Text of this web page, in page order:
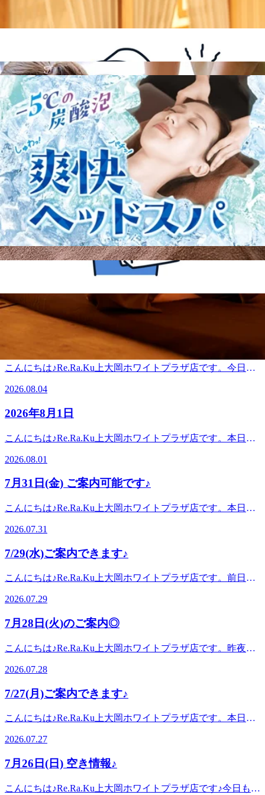
当店のクチコミはこちらから！
WEB予約する
電話予約する045-374-4248
最近のブログ
8/7(金)ご案内できます♪
こんにちは♪Re.Ra.Ku上大岡ホワイトプラザ店です。今日は
暑くなりそうですね！冷房のきいた室内と外での温度差もあ
りお身体のだるさなど感じていませんか？ボディケアやフッ
トケアを受けてお身体スッキリさせましょう♪夏限定の−5℃
の炭酸泡を使用した爽快ヘッドスパもオススメです！ さ
て、8月7日(金)は10:00～16:3018:20〜20:00上記の時間でご案
内可能です!どうぞお気軽にお問い合わせくださいませ。 ー
ーーーーーー‼ここでお得情報のお知らせです‼---------☆かな
がわトクトクキャンペーン かなトク 当店ご利用可能です☆
お支払方法を auペイ d払い 楽天ペイ ペイペイ メルペイ
※かなトクアプリの登録などは不要です ぜひ当店でもご
利用くださいませ☆ ーーーーーーーーーーーーーーーーー
ーーーーーーーーーーーーーーー 当店では肩甲骨にポイン
トをおいてお疲れの箇所中心に全身をほぐしてまいります。
みなさまが健康で快適な生活を送れるようサポートさせてい
ただきますのでぜひお立ち寄りください☆ご予約・お問い合
わせはお電話でも承っておりますので、お気軽にどうぞ♪ご
ちがいい肩甲骨ストレッチで、いつまでも健康で疲れづらい
お身体づくりをサポートいたします!スタッフ一同、手を温
めてお待ちしております!ぜひこの機会にリラクの肩甲骨ス
トレッチ&amp;ボディケアをお試しくださいませ! LINEの友
達登録はこちら！当店のインスタはこちら！当店のクチコミ
はこちらから！
2026.08.07
8/6(木)ご案内できます♪
こんにちは♪Re.Ra.Ku上大岡ホワイトプラザ店です。今週も
後半となり、お疲れを感じ始めていませんか？お疲れを溜め
ずにほぐしてスッキリした状態で週末を迎えましょう♪ さ
て、8月6日(木)は10:00～13:0014:15〜20:00上記の時間でご案
内可能です!どうぞお気軽にお問い合わせくださいませ。 ー
がわトクトクキャンペーン かなトク 当店ご利用可能です☆
お支払方法を auペイ d払い 楽天ペイ ペイペイ メルペイ
AEONペイ お会計の20%がポイント還元されます♪(上限有)
※かなトクアプリの登録などは不要です ぜひ当店でもご
利用くださいませ☆ ーーーーーーーーーーーーーーーーー
ーーーーーーーーーーーーーーー 当店では肩甲骨にポイン
みなさまが健康で快適な生活を送れるようサポートさせてい
わせはお電話でも承っておりますので、お気軽にどうぞ♪ご
ちがいい肩甲骨ストレッチで、いつまでも健康で疲れづらい
めてお待ちしております!ぜひこの機会にリラクの肩甲骨ス
トレッチ&amp;ボディケアをお試しくださいませ! LINEの友
達登録はこちら！当店のインスタはこちら！当店のクチコミ
2026.08.06
8月5日（水）空き情報♪
こんにちは♪Re.Ra.Ku上大岡ホワイトプラザ店です。今日は
風があって涼しいですね寒暖差によりお身体の不調があると
きは是非Re.Ra.Kuのボディケア を受けてスッキリさせまし
ょう！冷たい炭酸泡を使用した爽快ヘッドスパもオススメで
す。さて、8月6日(水）は 12:00～16:00上記の時間でご案内
可能です!どうぞお気軽にお問い合わせくださいませ。 ーー
ーーーーー‼ここでお得情報のお知らせです‼---------☆かなが
わトクトクキャンペーン かなトク 当店ご利用可能です☆
AEONペイ お会計の20%がポイント還元されます♪(上限有)
※かなトクアプリの登録などは不要です ぜひ当店でもご
利用くださいませ☆ ーーーーーーーーーーーーーーーーー
トをおいてお疲れの箇所中心に全身をほぐしてまいります。
ただきますのでぜひお立ち寄りください☆ご予約・お問い合
来店、心よりお待ちしております!マッサージのように気持
お身体づくりをサポートいたします!スタッフ一同、手を温
めてお待ちしております!ぜひこの機会にリラクの肩甲骨ス
トレッチ&amp;ボディケアをお試しくださいませ! LINEの友
達登録はこちら！当店のインスタはこちら！当店のクチコミ
はこちらから！
2026.08.05
8/4(火)ご案内できます♪
こんにちは♪Re.Ra.Ku上大岡ホワイトプラザ店です。今日は
分補給を忘れずにお過ごしください♪お身体の不調があると
ょう！冷たい炭酸泡を使用した爽快ヘッドスパもオススメで
でご案内可能です!どうぞお気軽にお問い合わせくださいま
せ。 ーーーーーーー‼ここでお得情報のお知らせです‼--------
-☆かながわトクトクキャンペーン かなトク 当店ご利用可能
です☆ お支払方法を auペイ d払い 楽天ペイ ペイペイ
メルペイ AEONペイ お会計の20%がポイント還元されます
♪(上限有) ※かなトクアプリの登録などは不要です ぜひ
ーーーーーーーーーーーーーーーーーーーー 当店では肩甲
いります。みなさまが健康で快適な生活を送れるようサポー
約・お問い合わせはお電話でも承っておりますので、お気軽
ように気持ちがいい肩甲骨ストレッチで、いつまでも健康で
疲れづらいお身体づくりをサポートいたします!スタッフ一
同、手を温めてお待ちしております!ぜひこの機会にリラク
の肩甲骨ストレッチ&amp;ボディケアをお試しくださいま
せ! LINEの友達登録はこちら！当店のインスタはこちら！当
店のクチコミはこちらから！
2026.08.04
2026年8月1日
こんにちは♪Re.Ra.Ku上大岡ホワイトプラザ店です。本日か
まりませんね。。。水分、塩分補給は忘れずに。是非
Re.Ra.Kuのボディケア・フットケアをご体験ください♪冷た
い炭酸泡を使用した爽快ヘッドスパもオススメです。さて、
内可能です!どうぞお気軽にお問い合わせくださいませ。 当
店では肩甲骨にポイントをおいてお疲れの箇所中心に全身を
ようサポートさせていただきますのでぜひお立ち寄りくださ
い☆ご予約・お問い合わせはお電話でも承っておりますの
で、お気軽にどうぞ♪ご来店、心よりお待ちしております!マ
でも健康で疲れづらいお身体づくりをサポートいたします!
会にリラクの肩甲骨ストレッチ&amp;ボディケアをお試しく
す‼---------☆かながわトクトクキャンペーン かなトク 当店ご
イペイ メルペイ AEONペイ お会計の20%がポイント還元さ
れます♪(上限有) ※かなトクアプリの登録などは不要です
ぜひ当店でもご利用くださいませ☆ ーーーーーーーーーー
ーーーーーーーーーーーーーーーーーーーーーー 当店では
肩甲骨にポイントをおいてお疲れの箇所中心に全身をほぐし
てまいります。みなさまが健康で快適な生活を送れるようサ
予約・お問い合わせはお電話でも承っておりますので、お気
のように気持ちがいい肩甲骨ストレッチで、いつまでも健康
2026.08.01
7月31日(金) ご案内可能です♪
こんにちは♪Re.Ra.Ku上大岡ホワイトプラザ店です。本日も
最終日！是非Re.Ra.Kuのボディケア・フットケアをご体験く
ださい♪さて、7月31日(金)は10:30〜20:00上記の時間でご案
内可能です!ペアでも可能なお時間帯がございますので、ど
にポイントをおいてお疲れの箇所中心に全身をほぐしてまい
ります。みなさまが健康で快適な生活を送れるようサポート
お問い合わせはお電話でも承っておりますので、お気軽にど
うぞ♪ご来店、心よりお待ちしております!マッサージのよう
に気持ちがいい肩甲骨ストレッチで、いつまでも健康で疲れ
手を温めてお待ちしております!ぜひこの機会にリラクの肩
ーーーーー‼ここでお得情報のお知らせです‼---------☆かなが
お支払方法を auペイ d払い 楽天ペイ ペイペイ メルペイ
※かなトクアプリの登録などは不要です ぜひ当店でもご
利用くださいませ☆ ーーーーーーーーーーーーーーーーー
ーーーーーーーーーーーーーーー ーーーーーーー期間限
定❣ 7月31(金)までリラクペイ初めてチャージ20%増額中!!!ー
2026.07.31
7/29(水)ご案内できます♪
こんにちは♪Re.Ra.Ku上大岡ホワイトプラザ店です。前日ま
ね・・！お身体のだるさを感じていたら、是非Re.Ra.Kuのボ
ディケア・フットケアをご体験ください♪さて、本日7月29日
(水)は10:30〜20:00上記の時間でご案内可能です!ペアでも可
せくださいませ。 当店では肩甲骨にポイントをおいてお疲
れの箇所中心に全身をほぐしてまいります。みなさまが健康
ぜひお立ち寄りください☆ご予約・お問い合わせはお電話で
も承っておりますので、お気軽にどうぞ♪ご来店、心よりお
待ちしております!マッサージのように気持ちがいい肩甲骨
サポートいたします!スタッフ一同、手を温めてお待ちして
ディケアをお試しくださいませ!ーーーーーーー‼ここでお得
ン かなトク 当店ご利用可能です☆ お支払方法を auペ
2026.07.29
7月28日(火)のご案内◎
こんにちは♪Re.Ra.Ku上大岡ホワイトプラザ店です。昨夜の
かがお過ごしでしょうか？本日も天気が下り坂な予報だった
り、冷房と外気の温度差などに振り回されて、身体が疲れを
溜め込んでいる方も多いかと思います。ぜひ当店の平日限定
身スッキリしていきましょう♪さて、本日7月28日(火)は
10:00〜12:0012:30〜18:00上記の時間でご案内可能です!ペア
い合わせくださいませ。 当店では肩甲骨にポイントをおい
てお疲れの箇所中心に全身をほぐしてまいります。みなさま
が健康で快適な生活を送れるようサポートさせていただきま
2026.07.28
7/27(月)ご案内できます♪
こんにちは♪Re.Ra.Ku上大岡ホワイトプラザ店です。本日た
けいただき、お身体のだるさをRe.Ra.Kuのボディケアでスッ
キリさせましょう♪さて、本日7月27日(月)は12時台〜17時台
まで上記の時間でご案内可能です!ペアでも可能なお時間帯
せ。 当店では肩甲骨にポイントをおいてお疲れの箇所中心
2026.07.27
7月26日(日) 空き情報♪
こんにちは♪Re.Ra.Ku上大岡ホワイトプラザ店です♪今日も熱